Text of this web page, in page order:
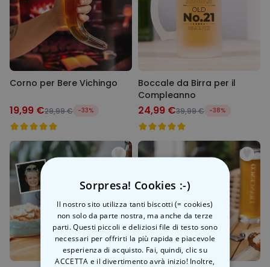
Corno per Bere Vichingo
19,99 €29,99 € -33%
Boccale da Birra per il
Compleanno
24,99 €39,99 € -38%
Sorpresa! Cookies :-)
Il nostro sito utilizza tanti biscotti (= cookies)
non solo da parte nostra, ma anche da terze
parti. Questi piccoli e deliziosi file di testo sono
necessari per offrirti la più rapida e piacevole
esperienza di acquisto. Fai, quindi, clic su
ACCETTA e il divertimento avrà inizio! Inoltre,